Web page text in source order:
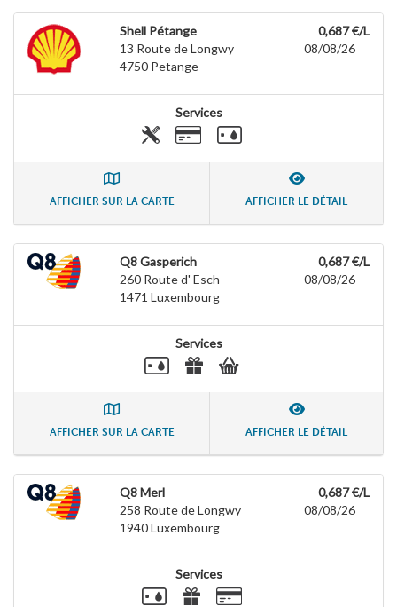
Shell Pétange
13 Route de Longwy
4750 Petange
0,687 €/L
08/08/26
Services
AFFICHER SUR LA CARTE AFFICHER LE DÉTAIL
Q8 Gasperich
260 Route d' Esch
1471 Luxembourg
0,687 €/L
08/08/26
Services
AFFICHER SUR LA CARTE AFFICHER LE DÉTAIL
Q8 Merl
258 Route de Longwy
1940Luxembourg
0,687 €/L
08/08/26
Services